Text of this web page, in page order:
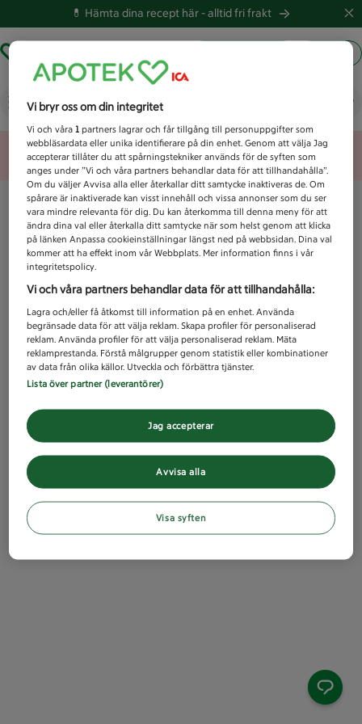
💊 Hämta dina recept här -alltid fri frakt
Vad letar du efter idag?
Unknown error
Vi bryr oss om din integritet
Vi och våra1 partners lagrar och får tillgång till personuppgifter som
webbläsardata eller unika identifierare på din enhet. Genom att välja Jag
accepterar tillåter du att spårningstekniker används för de syften som
anges under ”Vi och våra partners behandlar data för att tillhandahålla”.
Om du väljer Avvisa alla eller återkallar ditt samtycke inaktiveras de. Om
spårare är inaktiverade kan visst innehåll och vissa annonser som du ser
vara mindre relevanta för dig. Du kan återkomma till denna meny för att
ändra dina val eller återkalla ditt samtycke när som helst genom att klicka
på länken Anpassa cookieinställningar längst ned på webbsidan. Dina val
kommer att ha effekt inom vår Webbplats. Mer information finns i vår
integritetspolicy.
Vi och våra partners behandlar data för att tillhandahålla:
Lagra och/eller få åtkomst till information på en enhet. Använda
begränsade data för att välja reklam. Skapa profiler för personaliserad
reklam. Använda profiler för att välja personaliserad reklam. Mäta
reklamprestanda. Förstå målgrupper genom statistik eller kombinationer
av data från olika källor. Utveckla och förbättra tjänster.
Lista över partner (leverantörer)
Avvisa alla
Jag accepterar
Visa syften